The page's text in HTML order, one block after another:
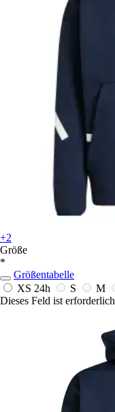
+2
Größe
*
Größentabelle
XS 24h S M
Dieses Feld ist erforderlich